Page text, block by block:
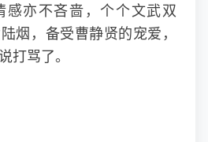
感亦不吝啬，个个文武双
烟，备受曹静贤的宠爱，
打骂了。